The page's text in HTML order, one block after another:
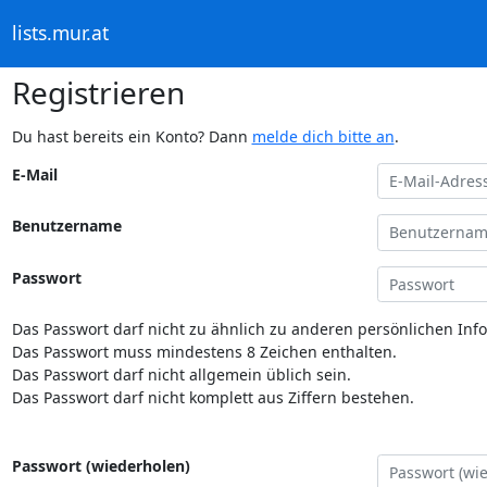
lists.mur.at
Registrieren
Du hast bereits ein Konto? Dann melde dich bitte an.
E-Mail
Benutzername
Passwort
Das Passwort darf nicht zu ähnlich zu anderen persönlichen
Das Passwort muss mindestens 8 Zeichen enthalten.
Das Passwort darf nicht allgemein üblich sein.
Das Passwort darf nicht komplett aus Ziffern bestehen.
Passwort (wiederholen)